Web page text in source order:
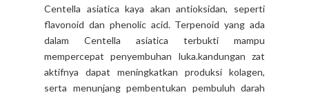
Centella asiatica kaya akan antioksidan, seperti
flavonoid dan phenolic acid. Terpenoid yang ada
dalam Centella asiatica terbukti mampu
mempercepat penyembuhan luka.kandungan zat
aktifnya dapat meningkatkan produksi kolagen,
serta menunjang pembentukan pembuluh darah